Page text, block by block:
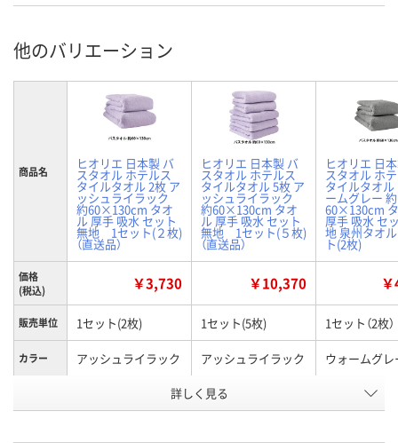
他のバリエーション
商品名 ヒオリエ 日本製 バ
スタオル ホテルス
タイルタオル 2枚 ア
ッシュライラック
約60×130cm タオ
ル 厚手 吸水 セット
無地 1セット(２枚)
（直送品）
ヒオリエ 日本製 バ
スタオル ホテルス
タイルタオル 5枚 ア
ッシュライラック
約60×130cm タオ
ル 厚手 吸水 セット
無地 1セット(５枚)
（直送品）
ヒオリエ 日
スタオル ホ
タイルタオル
ームグレー 約
60×130cm
厚手 吸水 セ
地 泉州タオ
ト(2枚)
価格
(税込)
￥3,730 ￥10,370
販売単位 1セット(2枚) 1セット(5枚) 1セット（2枚）
カラー アッシュライラック アッシュライラック ウォームグレ
X106638 HH62117
詳しく見る